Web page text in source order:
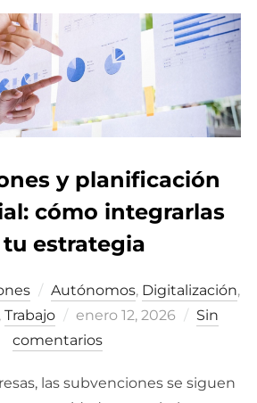
y planificación
cómo integrarlas
estrategia
Autónomos, Digitalización,
Trabajo
Publicado
el
enero 12, 2026
Sin
comentarios
las subvenciones se siguen